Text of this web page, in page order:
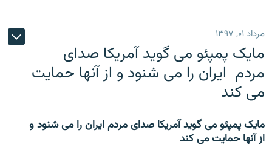
مرداد ۰۱, ۱۳۹۷
مایک پمپئو می گوید آمریکا صدای
مردم ایران را می شنود و از آنها حمایت
می کند
مایک پمپئو می گوید آمریکا صدای مردم ایران را می شنود و
از آنها حمایت می کند